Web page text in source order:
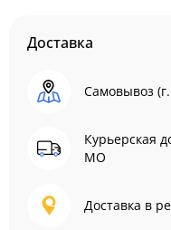
Доставка
Самовывоз
Курьерская
МО
Доставка в